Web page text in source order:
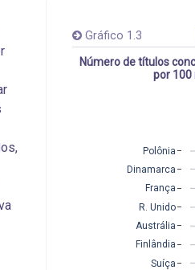
Gráfico 1.3
Número de títulos
por 100
Suíça
Finlândia
Austrália
R. Unido
França
Dinamarca
Polônia